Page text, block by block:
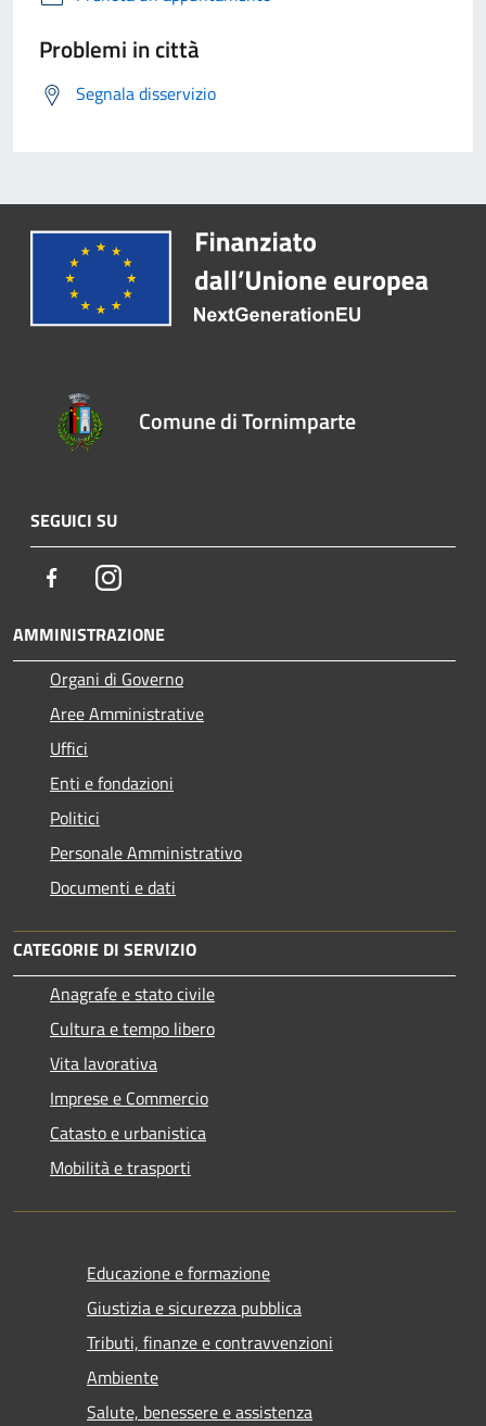
Problemi in città
Segnala disservizio
Comune di Tornimparte
SEGUICI SU
FacebookInstagram
AMMINISTRAZIONE
Organi di Governo
Aree Amministrative
Uffici
Enti e fondazioni
Politici
Personale Amministrativo
Documenti e dati
CATEGORIE DI SERVIZIO
Anagrafe e stato civile
Cultura e tempo libero
Vita lavorativa
Imprese e Commercio
Catasto e urbanistica
Mobilità e trasporti
Educazione e formazione
Giustizia e sicurezza pubblica
Tributi, finanze e contravvenzioni
Ambiente
Salute, benessere e assistenza